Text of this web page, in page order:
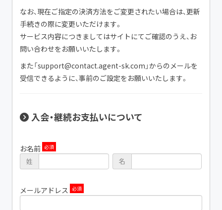
なお、現在ご指定の決済方法をご変更されたい場合は、更新
手続きの際に変更いただけます。
サービス内容につきましてはサイトにてご確認のうえ、お
問い合わせをお願いいたします。
また「support@contact.agent-sk.com」からのメールを
受信できるように、事前のご設定をお願いいたします。
入会・継続お支払いについて
お名前
姓 名
メールアドレス